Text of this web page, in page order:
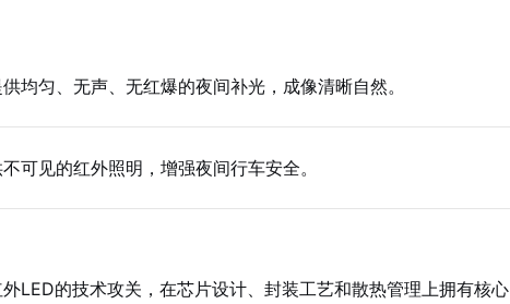
均匀、无声、无红爆的夜间补光，成像清晰自然。
可见的红外照明，增强夜间行车安全。
LED的技术攻关，在芯片设计、封装工艺和散热管理上拥有核心